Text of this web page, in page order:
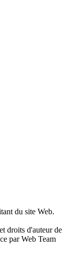
du site Web.
droits d'auteur de
par Web Team